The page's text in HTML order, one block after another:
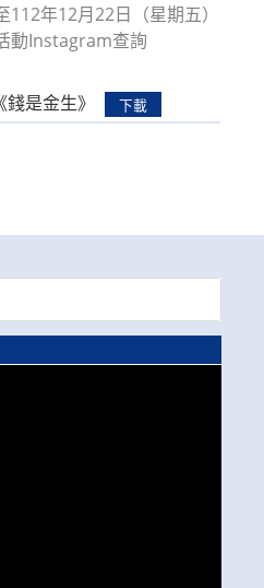
年12月22日（星期五）
動Instagram查詢
是金生》
下載